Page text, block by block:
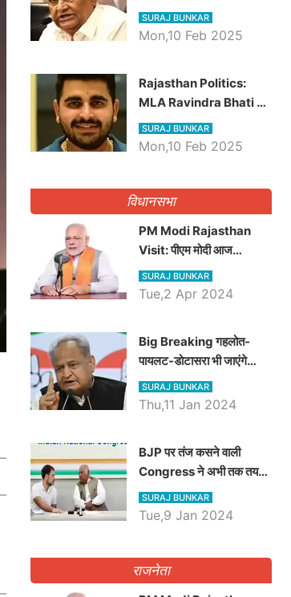
आरोप, वीडियो में देखें AZ बड़ी
खबरें
SURAJ BUNKAR
Mon,10 Feb 2025
Rajasthan Politics:
MLA Ravindra Bhati ने
प्रदेश की शिक्षा व्यवस्था पर
उठाए सवाल, Madan
SURAJ BUNKAR
Mon,10 Feb 2025
विधानसभा
PM Modi Rajasthan
Visit: पीएम मोदी आज
राजस्थान में कोटपूतली में करेंगे
विशाल रैली, एक सभा से 8 सीटों
SURAJ BUNKAR
Tue,2 Apr 2024
Big Breaking गहलोत-
पायलट-डोटासरा भी जाएंगे
अयोध्या, करेंगे रामलला के दर्शन
SURAJ BUNKAR
Thu,11 Jan 2024
BJP पर तंज कसने वाली
Congress ने अभी तक तय
नहीं किया नेता प्रतिपक्ष, जानें
कौन होगा दावेदार
SURAJ BUNKAR
Tue,9 Jan 2024
राजनेता